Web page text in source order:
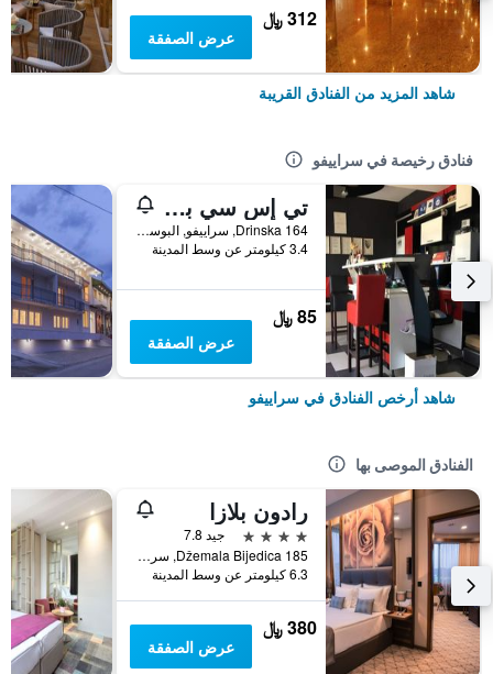
312 ﷼
عرض الصفقة
شاهد المزيد من الفنادق القريبة
فنادق رخيصة في سراييفو
تي إس سي بانسيون
164 Drinska, سراييفو, البوسنة والهرسك
3.4 كيلومتر عن وسط المدينة
85 ﷼
عرض الصفقة
شاهد أرخص الفنادق في سراييفو
الفنادق الموصى بها
رادون بلازا
4 نجوم
جيد 7.8
Džemala Bijedica 185, سراييفو, البوسنة والهرسك
6.3 كيلومتر عن وسط المدينة
380 ﷼
عرض الصفقة